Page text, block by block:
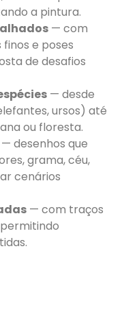
a pintura.
— com
e poses
de desafios
— desde
ursos) até
ou floresta.
— desenhos que
grama, céu,
cenários
— com traços